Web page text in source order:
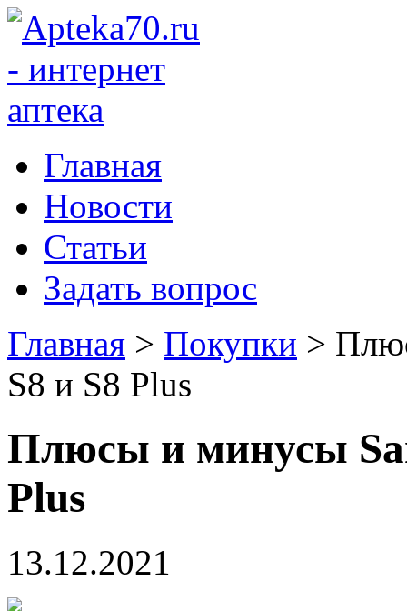
Главная
Новости
Статьи
Задать вопрос
Главная > Покупки >
S8 и S8 Plus
Плюсы и минусы
Plus
13.12.2021